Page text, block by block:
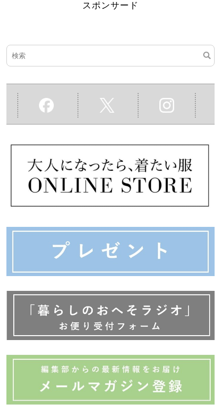
スポンサード